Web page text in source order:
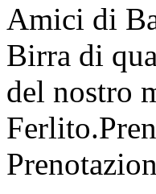
Amici di
Birra di
del nostro